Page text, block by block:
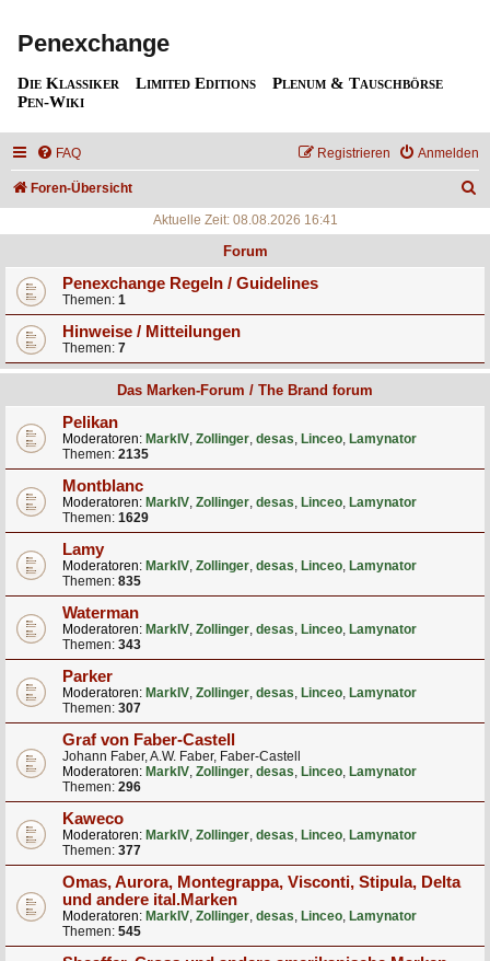
Penexchange
Die Klassiker Limited Editions
Plenum & Tauschbörse
Pen-Wiki
FAQ Anmelden
Registrieren
Foren-Übersicht
Aktuelle Zeit: 08.08.2026 16:41
Forum
Penexchange Regeln / Guidelines
Themen: 1
Hinweise / Mitteilungen
Themen: 7
Das Marken-Forum / The Brand forum
Pelikan
Moderatoren: MarkIV, Zollinger, desas, Linceo, Lamynator
Themen: 2135
Montblanc
Moderatoren: MarkIV, Zollinger, desas, Linceo, Lamynator
Themen: 1629
Lamy
Moderatoren: MarkIV, Zollinger, desas, Linceo, Lamynator
Themen: 835
Waterman
Moderatoren: MarkIV, Zollinger, desas, Linceo, Lamynator
Themen: 343
Parker
Moderatoren: MarkIV, Zollinger, desas, Linceo, Lamynator
Themen: 307
Graf von Faber-Castell
Johann Faber, A.W. Faber, Faber-Castell
Moderatoren: MarkIV, Zollinger, desas, Linceo, Lamynator
Themen: 296
Kaweco
Moderatoren: MarkIV, Zollinger, desas, Linceo, Lamynator
Themen: 377
Omas, Aurora, Montegrappa, Visconti, Stipula, Delta
und andere ital.Marken
Moderatoren: MarkIV, Zollinger, desas, Linceo, Lamynator
Themen: 545